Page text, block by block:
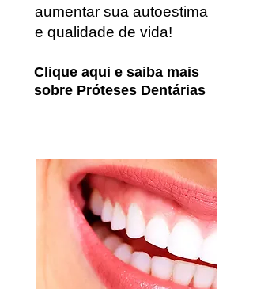
aumentar sua autoestima
e qualidade de vida!
Clique aqui e saiba mais
sobre Próteses Dentárias